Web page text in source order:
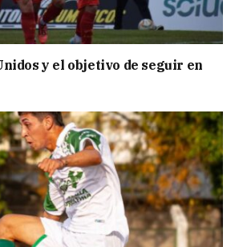
y el objetivo de seguir en